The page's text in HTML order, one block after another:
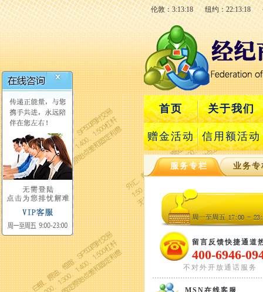
伦敦：3:13:19 纽约：22:13:19
首页 关于我们
赠金活动 信用额活动
服务专栏 业务专
留言反馈快捷通道
400-6946-
不对外开放通话服务
MSN在线客服